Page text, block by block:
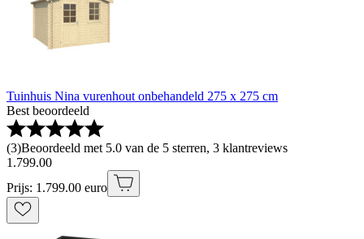
Tuinhuis Nina vurenhout onbehandeld 275 x 275 cm
Best beoordeeld
(3)Beoordeeld met 5.0 van de 5 sterren, 3 klantreviews
1 .799.00
Prijs: 1.799.00 euro